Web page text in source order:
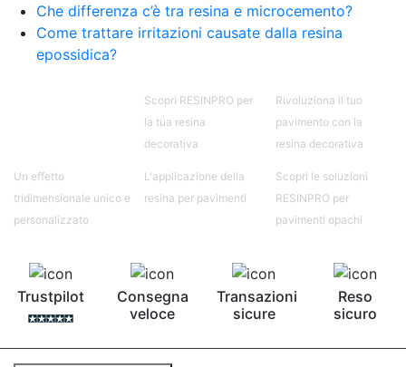
Che differenza c’è tra resina e microcemento?
Come trattare irritazioni causate dalla resina
epossidica?
Scopri RESINPRO per
la tua resina
decorativa
Rivoluziona il tuo
pavimento con la
resina decorativa
Un effetto
tridimensionale unico e
personalizzato
L'applicazione della
resina per pavimenti
Scopri le soluzioni
RESINPRO per
pavimenti opachi
Trustpilot
Consegna
veloce
Transazioni
sicure
Reso
sicuro